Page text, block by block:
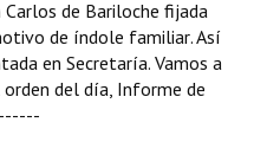
de Bariloche fijada
de índole familiar. Así
en Secretaría. Vamos a
del día, Informe de